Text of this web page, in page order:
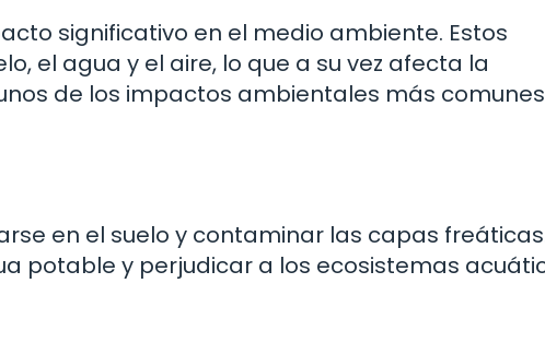
significativo en el medio ambiente. Estos
el agua y el aire, lo que a su vez afecta la
de los impactos ambientales más
en el suelo y contaminar las capas
potable y perjudicar a los ecosistemas